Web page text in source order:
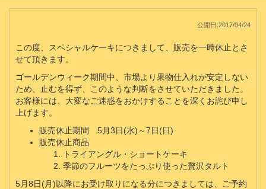
公開日:2017/04/24
この度、スペシャルケーキにつきまして、販売を一時休止とさ
せて頂きます。
ゴールデンウィーク期間中、市場より果物仕入れが安定しない
ため、止むを得ず、このような判断をさせていただきました。
お客様には、大変なご迷惑をおかけすることを深くお詫び申し
上げます。
販売休止期間 5月3日(水)～7日(日)
販売休止商品
トライアングル・ショートケーキ
季節のフルーツをたっぷり使った贅沢タルト
5月8日(月)以降にお受け取りになる分につきましては、ご予約